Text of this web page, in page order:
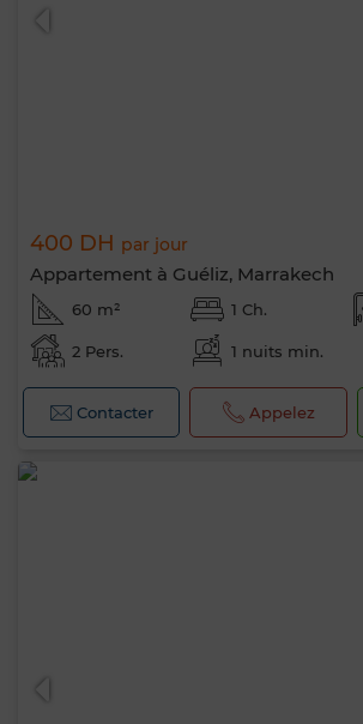
400 DH par jour
Appartement à Guéliz, Marrakech
60 m² 1 Ch.
2 Pers. 1 nuits min.
Contacter Appelez